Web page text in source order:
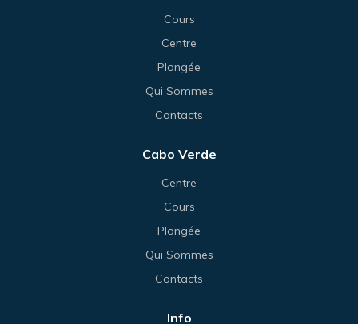
Cours
Centre
Plongée
Qui Sommes
Contacts
Cabo Verde
Centre
Cours
Plongée
Qui Sommes
Contacts
Info